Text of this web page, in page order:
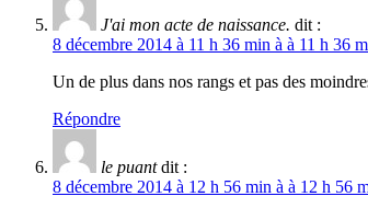
J'ai mon acte de naissance. dit :
8 décembre 2014 à 11 h 36 min à à 11 h 36
Un de plus dans nos rangs et pas des
Répondre
le puant dit :
8 décembre 2014 à 12 h 56 min à à 12 h 56